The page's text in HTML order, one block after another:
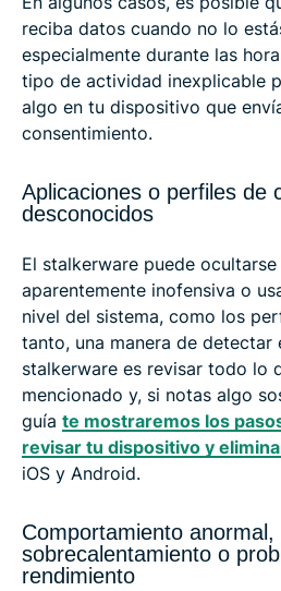
reciba datos cuando no lo
especialmente durante las
tipo de actividad inexplicable
algo en tu dispositivo que
consentimiento.
Aplicaciones o perfiles de
desconocidos
El stalkerware puede
aparentemente inofensiva o
nivel del sistema, como los
tanto, una manera de detectar
stalkerware es revisar todo lo
mencionado y, si notas algo
guía te mostraremos los
revisar tu dispositivo y
iOS y Android.
Comportamiento anormal,
sobrecalentamiento o
rendimiento